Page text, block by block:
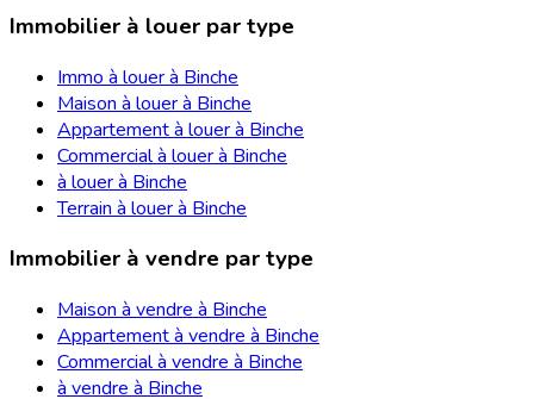
Immobilier à louer par type
Immo à louer à Binche
Maison à louer à Binche
Appartement à louer à Binche
Commercial à louer à Binche
à louer à Binche
Terrain à louer à Binche
Immobilier à vendre par type
Maison à vendre à Binche
Appartement à vendre à Binche
Commercial à vendre à Binche
à vendre à Binche